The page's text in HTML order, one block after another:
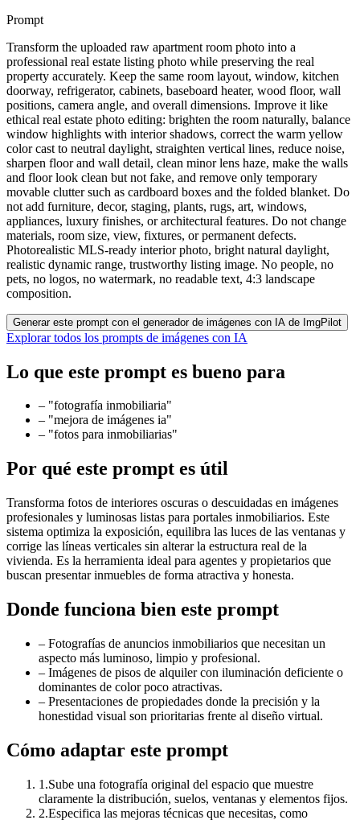
Prompt
Transform the uploaded raw apartment room photo into a
professional real estate listing photo while preserving the real
property accurately. Keep the same room layout, window, kitchen
doorway, refrigerator, cabinets, baseboard heater, wood floor, wall
positions, camera angle, and overall dimensions. Improve it like
ethical real estate photo editing: brighten the room naturally, balance
window highlights with interior shadows, correct the warm yellow
color cast to neutral daylight, straighten vertical lines, reduce noise,
sharpen floor and wall detail, clean minor lens haze, make the walls
and floor look clean but not fake, and remove only temporary
movable clutter such as cardboard boxes and the folded blanket. Do
not add furniture, decor, staging, plants, rugs, art, windows,
appliances, luxury finishes, or architectural features. Do not change
materials, room size, view, fixtures, or permanent defects.
Photorealistic MLS-ready interior photo, bright natural daylight,
realistic dynamic range, trustworthy listing image. No people, no
pets, no logos, no watermark, no readable text, 4:3 landscape
composition.
Generar este prompt con el generador de imágenes con IA de ImgPilot
Explorar todos los prompts de imágenes con IA
Lo que este prompt es bueno para
– "fotografía inmobiliaria"
– "mejora de imágenes ia"
– "fotos para inmobiliarias"
Por qué este prompt es útil
Transforma fotos de interiores oscuras o descuidadas en imágenes
profesionales y luminosas listas para portales inmobiliarios. Este
sistema optimiza la exposición, equilibra las luces de las ventanas y
corrige las líneas verticales sin alterar la estructura real de la
vivienda. Es la herramienta ideal para agentes y propietarios que
buscan presentar inmuebles de forma atractiva y honesta.
Donde funciona bien este prompt
– Fotografías de anuncios inmobiliarios que necesitan un
aspecto más luminoso, limpio y profesional.
– Imágenes de pisos de alquiler con iluminación deficiente o
dominantes de color poco atractivas.
– Presentaciones de propiedades donde la precisión y la
honestidad visual son prioritarias frente al diseño virtual.
Cómo adaptar este prompt
1 .Sube una fotografía original del espacio que muestre
claramente la distribución, suelos, ventanas y elementos fijos.
2.Especifica las mejoras técnicas que necesitas, como